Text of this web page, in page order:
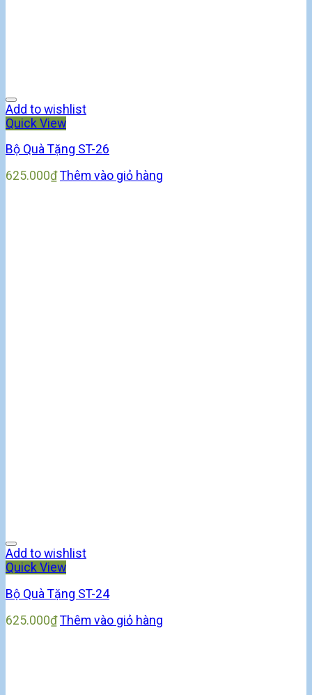
Add to wishlist
Quick View
Bộ Quà Tặng ST-26
625.000₫ Thêm vào giỏ hàng
Add to wishlist
Quick View
Bộ Quà Tặng ST-24
625.000₫ Thêm vào giỏ hàng